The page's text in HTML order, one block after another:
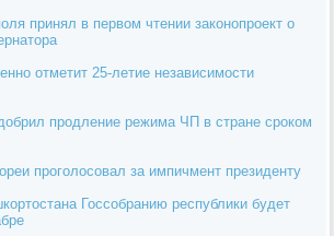
принял в первом чтении законопроект о
отметит 25-летие независимости
продление режима ЧП в стране сроком
проголосовал за импичмент президенту
Госсобранию республики будет